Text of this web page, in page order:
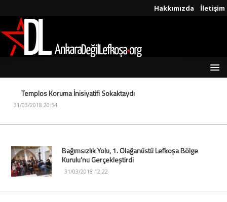
Hakkımızda İletişim
Templos Koruma İnisiyatifi Sokaktaydı
31/03/2018 20:54
Bağımsızlık Yolu, 1. Olağanüstü Lefkoşa Bölge
Kurulu’nu Gerçekleştirdi
31/03/2018 12:22